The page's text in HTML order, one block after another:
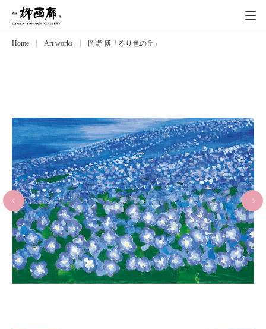
Exhibitions
Artists 作家
Art works 作品一覧
Catalog カタログ
Schedule スケジュール
About 会社案内
Home Art works 岡野 博「るり色の丘」